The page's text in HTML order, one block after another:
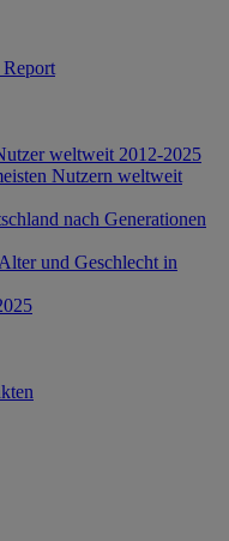
weltweit 2012-2025
Nutzern weltweit
nach Generationen
und Geschlecht in